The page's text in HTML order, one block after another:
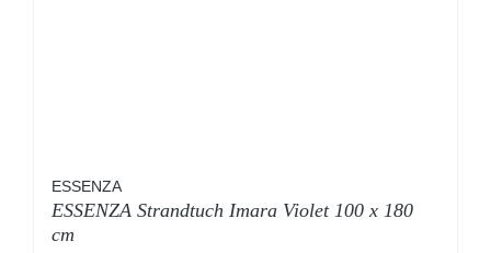
ESSENZA
ESSENZA Strandtuch Imara Violet 100 x 180
cm